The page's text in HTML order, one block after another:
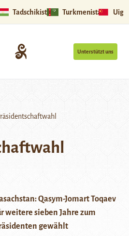
Tadschikistan Turkmenistan
Unterstützt uns
Qasym-Jomart Toqaev
weitere sieben Jahre zum
gewählt